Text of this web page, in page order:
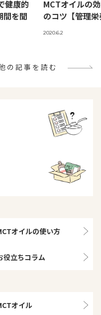
健康的
間を聞
MCTオイルの
のコツ【管理
2020.6.2
の記事を読む
オイルの使い方
役立ちコラム
オイル